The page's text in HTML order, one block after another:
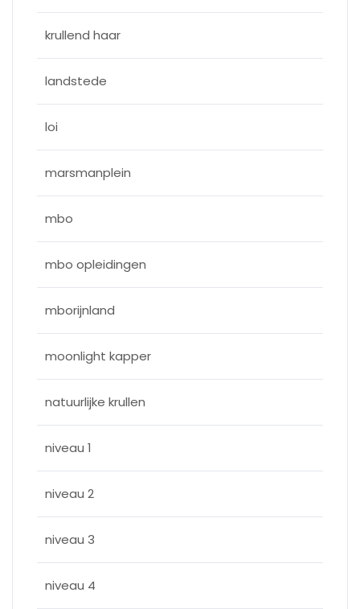
krullend haar
landstede
loi
marsmanplein
mbo
mbo opleidingen
mborijnland
moonlight kapper
natuurlijke krullen
niveau 1
niveau 2
niveau 3
niveau 4